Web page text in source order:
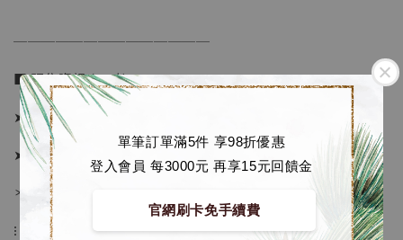
單筆訂單滿5件 享98折優惠
登入會員 每3000元 再享15元回饋金
官網刷卡免手續費
加購優惠【海賊王 布魯克達摩 [7STARS Studio]】
──────────────
■ 販售資訊 (NT$)：
➤ A款價格 2580元 (訂金1380)
➤ B款價格 2580元 (訂金1380)
＊ 國際運費另計
⁝